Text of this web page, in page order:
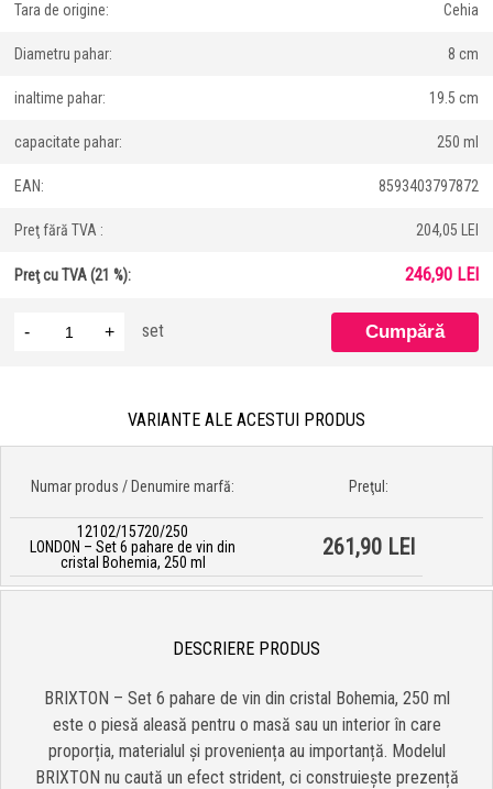
Tara de origine: Cehia
Diametru pahar: 8 cm
inaltime pahar: 19.5 cm
capacitate pahar: 250 ml
EAN: 8593403797872
Preţ fără TVA : 204,05 LEI
Preţ cu TVA (21 %): 246,90 LEI
- + set
VARIANTE ALE ACESTUI PRODUS
Numar produs / Denumire marfă: Preţul:
12102/15720/250
LONDON – Set 6 pahare de vin din
cristal Bohemia, 250 ml
261,90 LEI
DESCRIERE PRODUS
BRIXTON – Set 6 pahare de vin din cristal Bohemia, 250 ml
este o piesă aleasă pentru o masă sau un interior în care
proporția, materialul și proveniența au importanță. Modelul
BRIXTON nu caută un efect strident, ci construiește prezență